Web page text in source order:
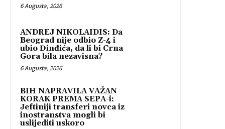
6 Augusta, 2026
ANDREJ NIKOLAIDIS: Da
Beograd nije odbio Z-4 i
ubio Đinđića, da li bi Crna
Gora bila nezavisna?
6 Augusta, 2026
BIH NAPRAVILA VAŽAN
KORAK PREMA SEPA-i:
Jeftiniji transferi novca iz
inostranstva mogli bi
uslijediti uskoro